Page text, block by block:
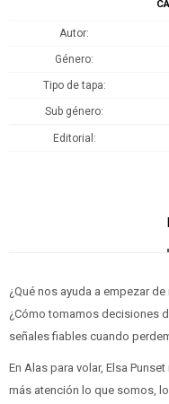
Autor
Género
Tipo de tapa
Sub género
Editorial
¿Qué nos ayuda a empezar
¿Cómo tomamos decisiones
señales fiables cuando
En Alas para volar, Elsa
más atención lo que somos,